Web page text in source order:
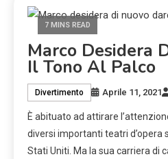
7 MINS READ
Marco Desidera
Il Tono Al Palco
Divertimento Aprile 11, 2021
È abituato ad attirare
diversi importanti teatri d’opera
Stati Uniti. Ma la sua carriera di